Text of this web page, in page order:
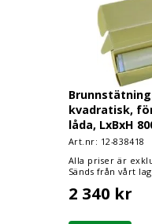
kvadratisk,
låda, LxBxH
Art.nr: 12-838418
Alla priser är
Sänds från vårt
2 340 kr